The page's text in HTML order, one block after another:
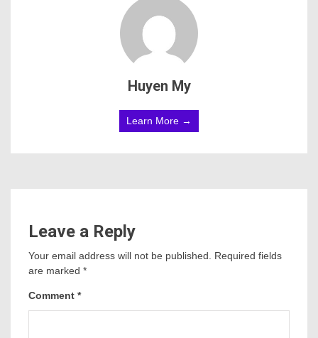
Huyen My
Learn More →
Leave a Reply
Your email address will not be published.
Required fields
are marked *
Comment *